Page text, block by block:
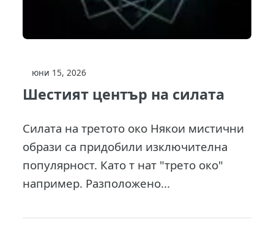
юни 15, 2026
Шестият център на силата
Силата на третото око Някои мистични
образи са придобили изключителна
популярност. Като т нат "трето око"
например. Разположено...